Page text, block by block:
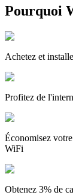
Pourquoi
Achetez et
Profitez de
Économisez
WiFi
Obtenez 3% de